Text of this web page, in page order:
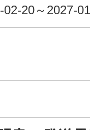
02-20～2027-